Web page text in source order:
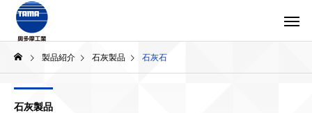
製品紹介 石灰製品 石灰石
石灰製品